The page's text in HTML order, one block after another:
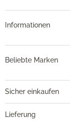
Informationen
Beliebte Marken
Sicher einkaufen
Lieferung